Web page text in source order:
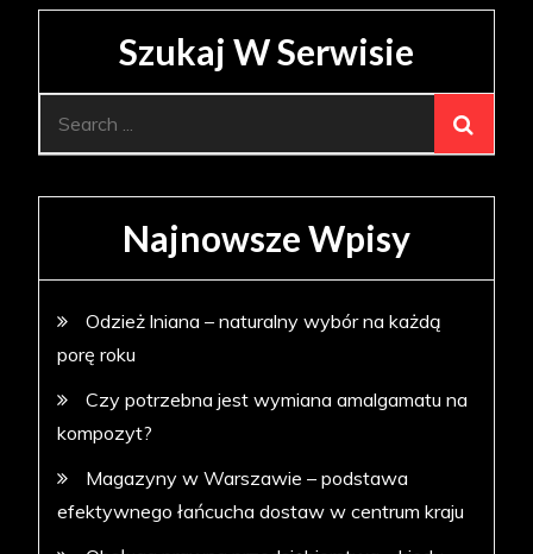
Szukaj W Serwisie
Najnowsze Wpisy
Odzież lniana – naturalny wybór na każdą
porę roku
Czy potrzebna jest wymiana amalgamatu na
kompozyt?
Magazyny w Warszawie – podstawa
efektywnego łańcucha dostaw w centrum kraju